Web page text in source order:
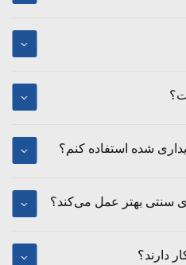
شده استفاده کنم؟